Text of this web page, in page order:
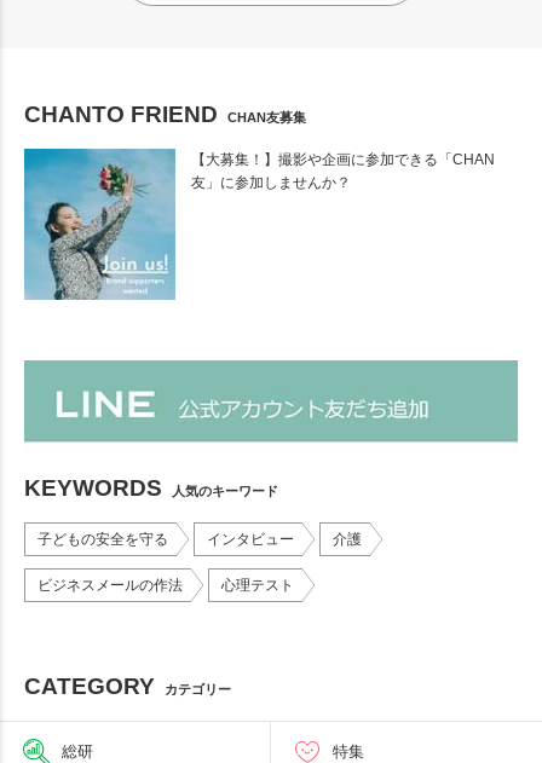
CHANTO FRIEND CHAN友募集
【大募集！】撮影や企画に参加できる「CHAN
友」に参加しませんか？
KEYWORDS 人気のキーワード
子どもの安全を守る インタビュー 介護
ビジネスメールの作法 心理テスト
CATEGORY カテゴリー
総研 特集